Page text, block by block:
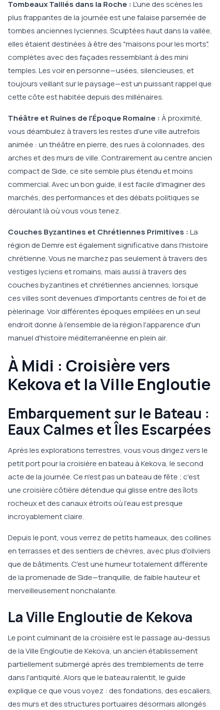
Tombeaux Taillés dans la Roche : L'une des scènes les
plus frappantes de la journée est une falaise parsemée de
tombes anciennes lyciennes. Sculptées haut dans la vallée,
elles étaient destinées à être des "maisons pour les morts",
complètes avec des façades ressemblant à des mini
temples. Les voir en personne—usées, silencieuses, et
toujours veillant sur le paysage—est un puissant rappel que
cette côte est habitée depuis des millénaires.
Théâtre et Ruines de l'Époque Romaine : À proximité,
vous déambulez à travers les restes d'une ville autrefois
animée : un théâtre en pierre, des rues à colonnades, des
arches et des murs de ville. Contrairement au centre ancien
compact de Side, ce site semble plus étendu et moins
commercial. Avec un bon guide, il est facile d'imaginer des
marchés, des performances et des débats politiques se
déroulant là où vous vous tenez.
Couches Byzantines et Chrétiennes Primitives : La
région de Demre est également significative dans l'histoire
chrétienne. Vous ne marchez pas seulement à travers des
vestiges lyciens et romains, mais aussi à travers des
couches byzantines et chrétiennes anciennes, lorsque
ces villes sont devenues d'importants centres de foi et de
pèlerinage. Voir différentes époques empilées en un seul
endroit donne à l'ensemble de la région l'apparence d'un
manuel d'histoire méditerranéenne en plein air.
À Midi : Croisière vers
Kekova et la Ville Engloutie
Embarquement sur le Bateau :
Eaux Calmes et Îles Escarpées
Après les explorations terrestres, vous vous dirigez vers le
petit port pour la croisière en bateau à Kekova, le second
acte de la journée. Ce n'est pas un bateau de fête ; c'est
une croisière côtière détendue qui glisse entre des îlots
rocheux et des canaux étroits où l'eau est presque
incroyablement claire.
Depuis le pont, vous verrez de petits hameaux, des collines
en terrasses et des sentiers de chèvres, avec plus d'oliviers
que de bâtiments. C'est une humeur totalement différente
de la promenade de Side—tranquille, de faible hauteur et
merveilleusement nonchalante.
La Ville Engloutie de Kekova
Le point culminant de la croisière est le passage au-dessus
de la Ville Engloutie de Kekova, un ancien établissement
partiellement submergé après des tremblements de terre
dans l'antiquité. Alors que le bateau ralentit, le guide
explique ce que vous voyez : des fondations, des escaliers,
des murs et des structures portuaires désormais allongés